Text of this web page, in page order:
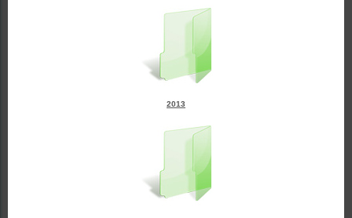
2013